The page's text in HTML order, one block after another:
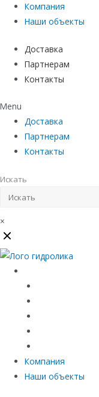
Компания
Наши объекты
Доставка
Партнерам
Контакты
Menu
Доставка
Партнерам
Контакты
Искать
×
Компания
Наши объекты